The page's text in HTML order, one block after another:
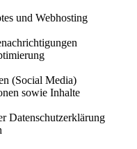
und Webhosting
(Social Media)
sowie Inhalte
Datenschutzerklärung